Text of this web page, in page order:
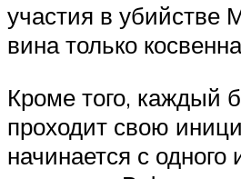
участия в убийстве
вина только
Кроме того, каждый
проходит свою
начинается с одного